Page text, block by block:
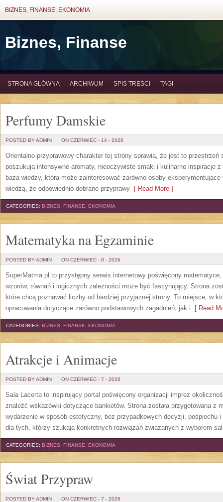
BIZNES, FINANSE, EKONOMIA
Biznes, Finanse
STRONA GŁÓWNA ARCHIWUM SPIS TREŚCI TAGI
Perfumy Damskie
POSTED BY ADMIN ON CZERWIEC - 14 - 2026
Orientalno-przyprawowy charakter tej strony sprawia, że jest to
poszukują intensywne aromaty, nieoczywiste smaki i kulinarne inspiracje
baza wiedzy, która może zainteresować zarówno osoby
wiedzą, że odpowiednio dobrane przyprawy [ Read More ]
CATEGORIES: BIZNES, FINANSE, EKONOMIA
Matematyka na Egzaminie
POSTED BY ADMIN ON CZERWIEC - 9 - 2026
SuperMatma.pl to przystępny serwis internetowy poświęcony
wzorów, równań i logicznych zależności może być fascynujący. Strona
które chcą poznawać liczby od bardziej przyjaznej strony. To miejsce, w
opracowania dotyczące zarówno podstawowych zagadnień, jak i [ Read
CATEGORIES: BIZNES, FINANSE, EKONOMIA
Atrakcje i Animacje
POSTED BY ADMIN ON CZERWIEC - 7 - 2026
Sala Lacerta to inspirujący portal poświęcony organizacji imprez
znaleźć wskazówki dotyczące bankietów. Strona została przygotowana z
wydarzenie w sposób estetyczny, bez przypadkowych decyzji, pośpiechu
dla tych, którzy szukają konkretnych rozwiązań związanych z wyborem
CATEGORIES: BIZNES, FINANSE, EKONOMIA
Świat Przypraw
POSTED BY ADMIN ON CZERWIEC - 7 - 2026